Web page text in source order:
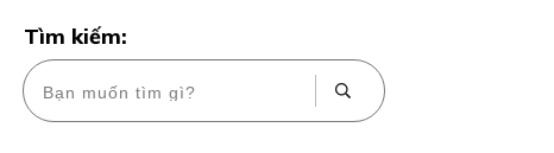
Tìm kiếm: